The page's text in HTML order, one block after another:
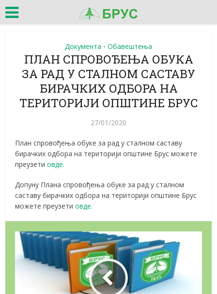
Документа • Обавештења
ПЛАН СПРОВОЂЕЊА ОБУКА
ЗА РАД У СТАЛНОМ САСТАВУ
БИРАЧКИХ ОДБОРА НА
ТЕРИТОРИЈИ ОПШТИНЕ БРУС
27/01/2020
План спровођења обуке за рад у сталном саставу
бирачких одбора на територији општине Брус можете
преузетиовде.
Допуну Плана спровођења обуке за рад у сталном
саставу бирачких одбора на територији општине Брус
можете преузетиовде.